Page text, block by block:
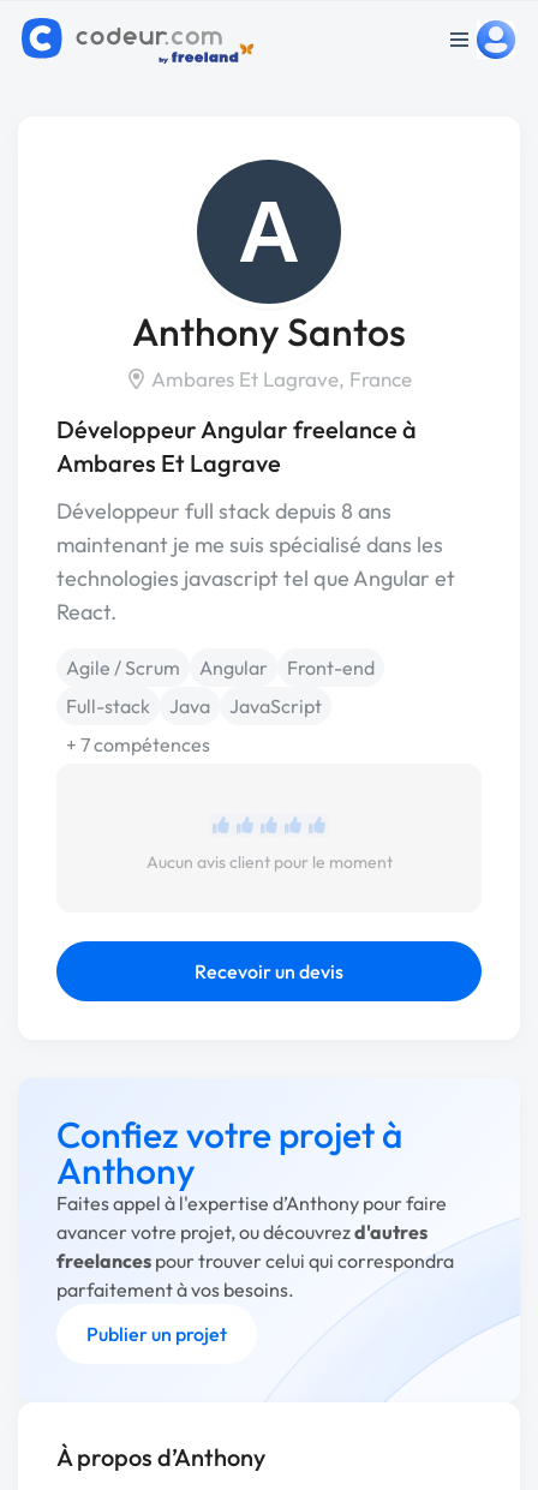
A
Anthony Santos
Ambares Et Lagrave, France
Développeur Angular freelance à
Ambares Et Lagrave
Développeur full stack depuis 8 ans
maintenant je me suis spécialisé dans les
technologies javascript tel que Angular et
React.
Agile / Scrum Angular
Front-end
Full-stack
Java
JavaScript
+ 7 compétences
Aucun avis client pour le moment
Recevoir un devis
Confiez votre projet à
Anthony
Faites appel à l'expertise d’Anthony pour faire
avancer votre projet, ou découvrezd'autres
freelances pour trouver celui qui correspondra
parfaitement à vos besoins.
Publier un projet
À propos d’Anthony